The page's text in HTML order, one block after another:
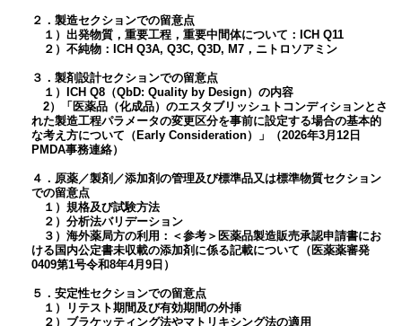
２．製造セクションでの留意点
１）出発物質，重要工程，重要中間体について：ICH Q11
２）不純物：ICH Q3A, Q3C, Q3D, M7，ニトロソアミン
３．製剤設計セクションでの留意点
１）ICH Q8（QbD: Quality by Design）の内容
2）「医薬品（化成品）のエスタブリッシュトコンディションとさ
れた製造工程パラメータの変更区分を事前に設定する場合の基本的
な考え方について（Early Consideration）」（2026年3月12日
PMDA事務連絡）
４．原薬／製剤／添加剤の管理及び標準品又は標準物質セクション
での留意点
１）規格及び試験方法
２）分析法バリデーション
３）海外薬局方の利用：＜参考＞医薬品製造販売承認申請書にお
ける国内公定書未収載の添加剤に係る記載について（医薬薬審発
0409第1号令和8年4月9日）
５．安定性セクションでの留意点
１）リテスト期間及び有効期間の外挿
２）ブラケッティング法やマトリキシング法の適用